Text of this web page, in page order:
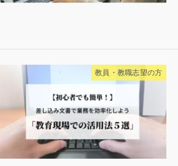
教員・教職志望の方